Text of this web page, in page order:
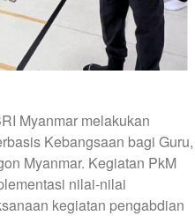
Myanmar melakukan
Kebangsaan bagi Guru,
Myanmar. Kegiatan PkM
nilai-nilai
kegiatan pengabdian